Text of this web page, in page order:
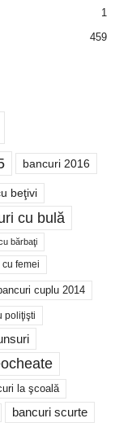
1
459
bancuri 2016
beţivi
cu bulă
bărbaţi
femei
cuplu 2014
poliţişti
la şcoală
bancuri scurte